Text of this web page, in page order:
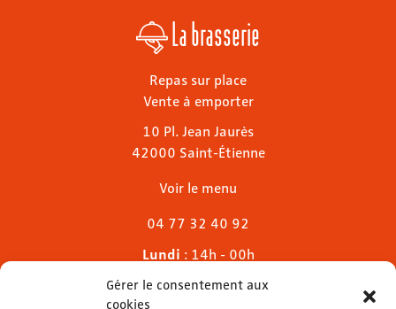
Gérer le consentement aux
cookies
La brasserie
Repas sur place
Vente à emporter
10 Pl. Jean Jaurès
42000 Saint-Étienne
Voir le menu
04 77 32 40 92
Lundi : 14h - 00h
Mardi & mercredi
Jeudi